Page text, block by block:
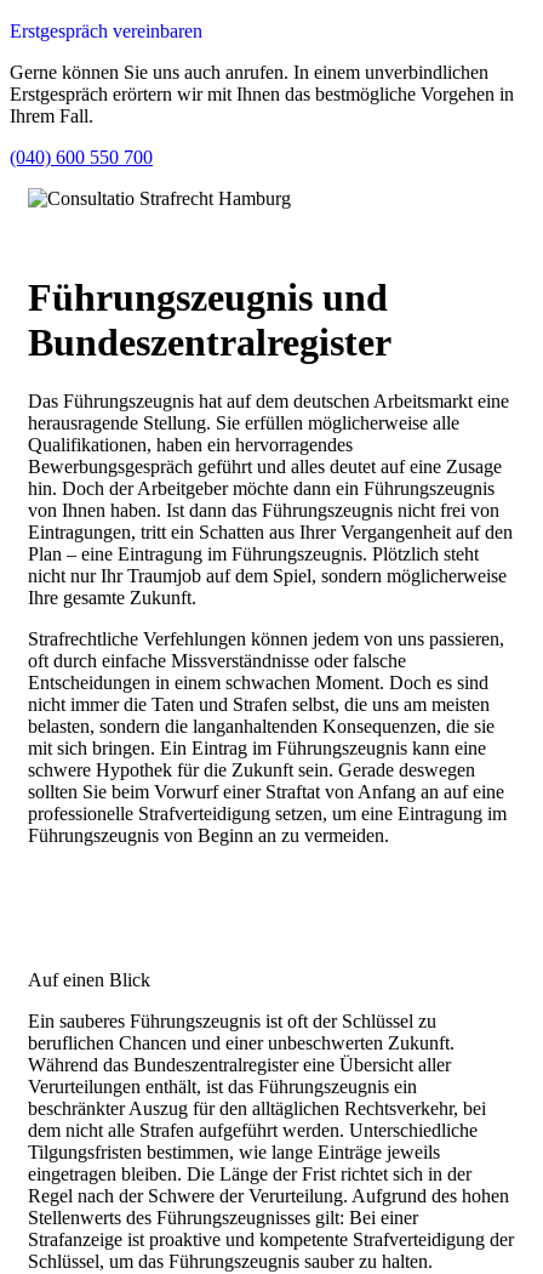
Erstgespräch vereinbaren
Gerne können Sie uns auch anrufen. In einem unverbindlichen
Erstgespräch erörtern wir mit Ihnen das bestmögliche Vorgehen in
Ihrem Fall.
(040) 600 550 700
Führungszeugnis und
Bundeszentralregister
Das Führungszeugnis hat auf dem deutschen Arbeitsmarkt eine
herausragende Stellung. Sie erfüllen möglicherweise alle
Qualifikationen, haben ein hervorragendes
Bewerbungsgespräch geführt und alles deutet auf eine Zusage
hin. Doch der Arbeitgeber möchte dann ein Führungszeugnis
von Ihnen haben. Ist dann das Führungszeugnis nicht frei von
Eintragungen, tritt ein Schatten aus Ihrer Vergangenheit auf den
Plan – eine Eintragung im Führungszeugnis. Plötzlich steht
nicht nur Ihr Traumjob auf dem Spiel, sondern möglicherweise
Ihre gesamte Zukunft.
Strafrechtliche Verfehlungen können jedem von uns passieren,
oft durch einfache Missverständnisse oder falsche
Entscheidungen in einem schwachen Moment. Doch es sind
nicht immer die Taten und Strafen selbst, die uns am meisten
belasten, sondern die langanhaltenden Konsequenzen, die sie
mit sich bringen. Ein Eintrag im Führungszeugnis kann eine
schwere Hypothek für die Zukunft sein. Gerade deswegen
sollten Sie beim Vorwurf einer Straftat von Anfang an auf eine
professionelle Strafverteidigung setzen, um eine Eintragung im
Führungszeugnis von Beginn an zu vermeiden.
Auf einen Blick
Ein sauberes Führungszeugnis ist oft der Schlüssel zu
beruflichen Chancen und einer unbeschwerten Zukunft.
Während das Bundeszentralregister eine Übersicht aller
Verurteilungen enthält, ist das Führungszeugnis ein
beschränkter Auszug für den alltäglichen Rechtsverkehr, bei
dem nicht alle Strafen aufgeführt werden. Unterschiedliche
Tilgungsfristen bestimmen, wie lange Einträge jeweils
eingetragen bleiben. Die Länge der Frist richtet sich in der
Regel nach der Schwere der Verurteilung. Aufgrund des hohen
Stellenwerts des Führungszeugnisses gilt: Bei einer
Strafanzeige ist proaktive und kompetente Strafverteidigung der
Schlüssel, um das Führungszeugnis sauber zu halten.